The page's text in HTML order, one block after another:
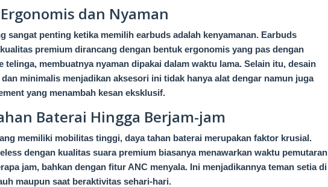
dan Nyaman
sangat penting ketika memilih earbuds adalah kenyamanan. Earbuds
premium dirancang dengan bentuk ergonomis yang pas dengan
telinga, membuatnya nyaman dipakai dalam waktu lama. Selain itu, desain
minimalis menjadikan aksesori ini tidak hanya alat dengar namun juga
yang menambah kesan eksklusif.
Baterai Hingga Berjam-jam
memiliki mobilitas tinggi, daya tahan baterai merupakan faktor krusial.
dengan kualitas suara premium biasanya menawarkan waktu pemutaran
jam, bahkan dengan fitur ANC menyala. Ini menjadikannya teman setia di
maupun saat beraktivitas sehari-hari.